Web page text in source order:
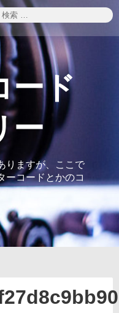
ード
ー
りますが、ここで
ーコードとかのコ